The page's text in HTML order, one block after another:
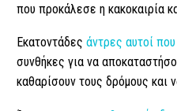
που προκάλεσε η κακοκαιρία
Εκατοντάδες άντρες αυτοί
συνθήκες για να
καθαρίσουν τους δρόμους και